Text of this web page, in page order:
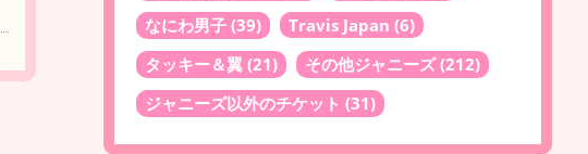
なにわ男子 (39) Travis Japan (6)
タッキー＆翼 (21) その他ジャニーズ(212)
ジャニーズ以外のチケット (31)